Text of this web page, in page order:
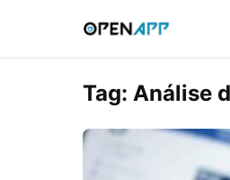
Tag: Análise